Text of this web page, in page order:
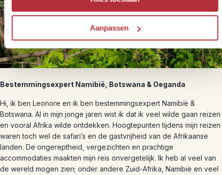
Aanpassen
Bestemmingsexpert Namibië, Botswana & Oeganda
Hi, ik ben Leonore en ik ben bestemmingsexpert Namibië &
Botswana. Al in mijn jonge jaren wist ik dat ik veel wilde gaan reizen
en vooral Afrika wilde ontdekken. Hoogtepunten tijdens mijn reizen
waren toch wel de safari’s en de gastvrijheid van de Afrikaanse
landen. De ongereptheid, vergezichten en prachtige
accommodaties maakten mijn reis onvergetelijk. Ik heb al veel van
de wereld mogen zien; onder andere Zuid-Afrika, Namibië en veel